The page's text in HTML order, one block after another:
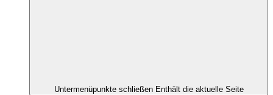
Untermenüpunkte schließen Enthält die aktuelle Seite